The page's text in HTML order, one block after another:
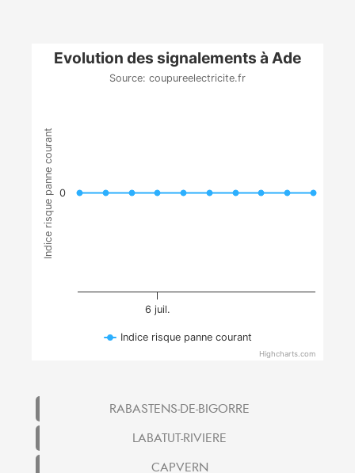
Indice risque panne courant
Evolution des signalements à Ade
Source: coupureelectricite.fr
6 juil.
0
Indice risque panne courant
Highcharts.com
RABASTENS-DE-BIGORRE
LABATUT-RIVIERE
CAPVERN